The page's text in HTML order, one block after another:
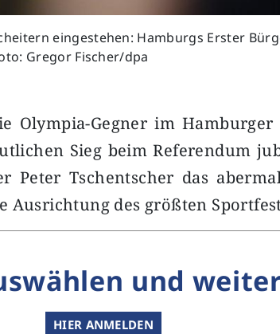
eingestehen: Hamburgs Erster
Gregor Fischer/dpa
Olympia-Gegner im Hamburger
Sieg beim Referendum
Peter Tschentscher das
Ausrichtung des größten
und
HIER ANMELDEN